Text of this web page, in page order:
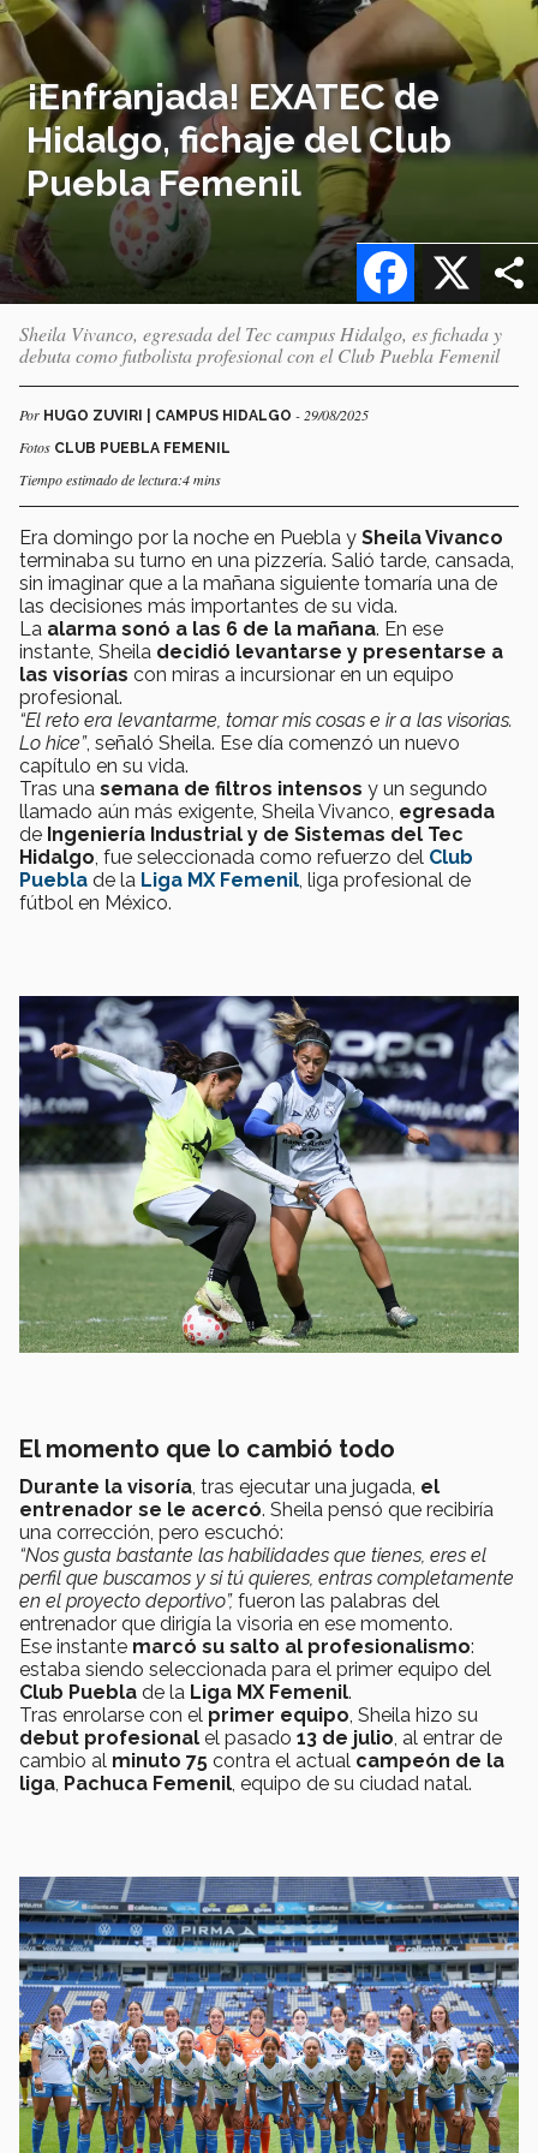
¡Enfranjada! EXATEC de
Hidalgo, fichaje del Club
Puebla Femenil
X
Facebook
Sheila Vivanco, egresada del Tec campus Hidalgo, es fichada y
debuta como futbolista profesional con el Club Puebla Femenil
Por HUGO ZUVIRI | CAMPUS HIDALGO - 29/08/2025
Fotos CLUB PUEBLA FEMENIL
Tiempo estimado de lectura:4 mins
Era domingo por la noche en Puebla y Sheila Vivanco
terminaba su turno en una pizzería. Salió tarde, cansada,
sin imaginar que a la mañana siguiente tomaría una de
las decisiones más importantes de su vida.
La alarma sonó a las 6 de la mañana. En ese
instante, Sheila decidió levantarse y presentarse a
las visorías con miras a incursionar en un equipo
profesional.
“El reto era levantarme, tomar mis cosas e ir a las visorias.
Lo hice”, señaló Sheila. Ese día comenzó un nuevo
capítulo en su vida.
Tras una semana de filtros intensos y un segundo
llamado aún más exigente, Sheila Vivanco, egresada
de Ingeniería Industrial y de Sistemas del Tec
Hidalgo , fue seleccionada como refuerzo del Club
Puebla de la Liga MX Femenil , liga profesional de
fútbol en México.
El momento que lo cambió todo
Durante la visoría, tras ejecutar una jugada, el
entrenador se le acercó. Sheila pensó que recibiría
una corrección, pero escuchó:
“Nos gusta bastante las habilidades que tienes, eres el
perfil que buscamos y si tú quieres, entras completamente
en el proyecto deportivo”, fueron las palabras del
entrenador que dirigía la visoria en ese momento.
Ese instante marcó su salto al profesionalismo:
estaba siendo seleccionada para el primer equipo del
Club Puebla de la Liga MX Femenil.
Tras enrolarse con el primer equipo, Sheila hizo su
debut profesional el pasado 13 de julio, al entrar de
cambio al minuto 75 contra el actual campeón de la
liga, Pachuca Femenil, equipo de su ciudad natal.